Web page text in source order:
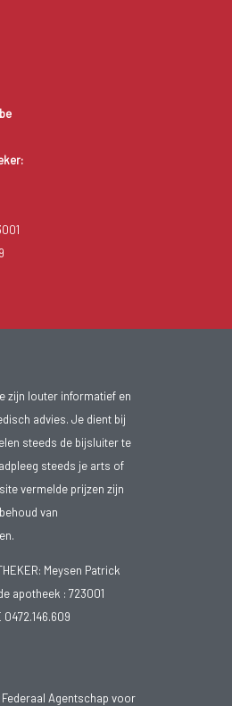
ontspanningstechnieken,… .
zijn louter informatief en
advies. Je dient bij
steeds de bijsluiter te
steeds je arts of
vermelde prijzen zijn
van
Meysen Patrick
apotheek : 723001
0472.146.609
Agentschap voor